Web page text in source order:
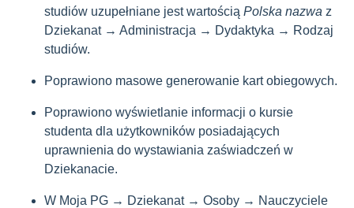
studiów uzupełniane jest wartością Polska nazwa z
Dziekanat → Administracja → Dydaktyka → Rodzaj
studiów.
Poprawiono masowe generowanie kart obiegowych.
Poprawiono wyświetlanie informacji o kursie
studenta dla użytkowników posiadających
uprawnienia do wystawiania zaświadczeń w
Dziekanacie.
W Moja PG → Dziekanat → Osoby → Nauczyciele